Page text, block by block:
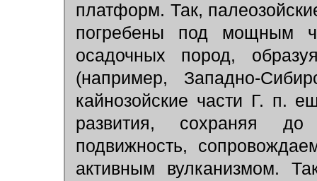
платформ. Так,
погребены под мощным
осадочных пород,
(например, Западно-
кайнозойские части Г. п.
развития, сохраняя
подвижность,
активным вулканизмом.